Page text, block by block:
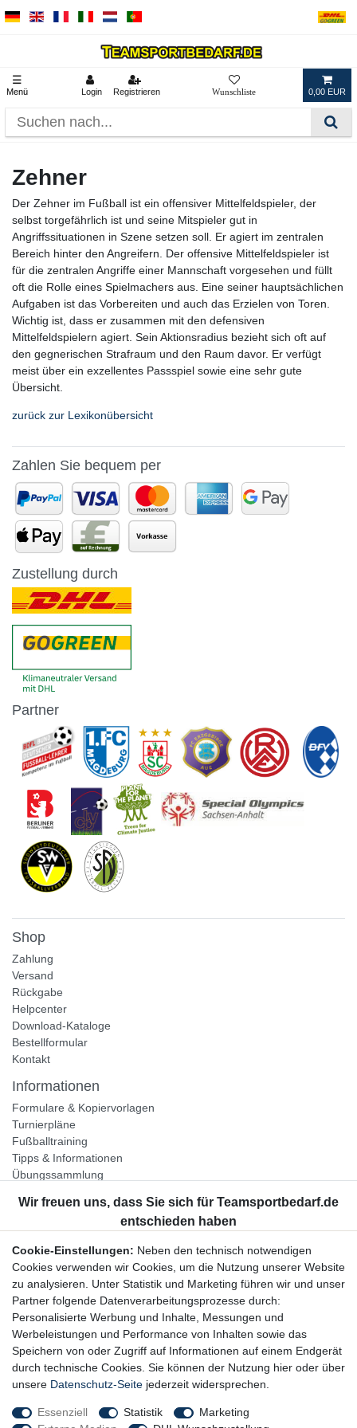
☰
Menü Login Registrieren 0,00 EUR
Zehner
Der Zehner im Fußball ist ein offensiver Mittelfeldspieler, der
selbst torgefährlich ist und seine Mitspieler gut in
Angriffssituationen in Szene setzen soll. Er agiert im zentralen
Bereich hinter den Angreifern. Der offensive Mittelfeldspieler ist
für die zentralen Angriffe einer Mannschaft vorgesehen und füllt
oft die Rolle eines Spielmachers aus. Eine seiner hauptsächlichen
Aufgaben ist das Vorbereiten und auch das Erzielen von Toren.
Wichtig ist, dass er zusammen mit den defensiven
Mittelfeldspielern agiert. Sein Aktionsradius bezieht sich oft auf
den gegnerischen Strafraum und den Raum davor. Er verfügt
meist über ein exzellentes Passspiel sowie eine sehr gute
Übersicht.
zurück zur Lexikonübersicht
Zahlen Sie bequem per
Zustellung durch
Partner
Shop
Zahlung
Versand
Rückgabe
Helpcenter
Download-Kataloge
Bestellformular
Kontakt
Informationen
Formulare & Kopiervorlagen
Turnierpläne
Fußballtraining
Tipps & Informationen
Übungssammlung
Unternehmen
Widerrufsrecht
Bestellung widerrufen
Datenschutzerklärung
AGB
Impressum
Newsletter
Cookie-Einstellungen: Neben den technisch notwendigen
Cookies verwenden wir Cookies, um die Nutzung unserer Website
zu analysieren. Unter Statistik und Marketing führen wir und unser
Partner folgende Datenverarbeitungsprozesse durch:
Personalisierte Werbung und Inhalte, Messungen und
Werbeleistungen und Performance von Inhalten sowie das
Speichern von oder Zugriff auf Informationen auf einem Endgerät
durch technische Cookies. Sie können der Nutzung hier oder über
unsere Datenschutz-Seite jederzeit widersprechen.
Essenziell Statistik
Marketing